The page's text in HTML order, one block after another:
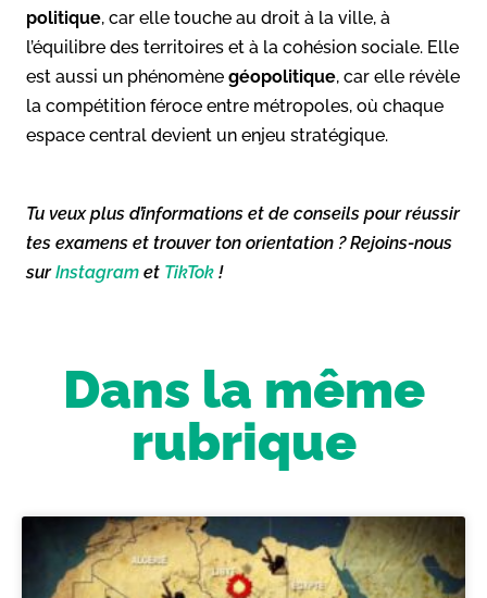
politique, car elle touche au droit à la ville, à
l’équilibre des territoires et à la cohésion sociale. Elle
est aussi un phénomène géopolitique, car elle révèle
la compétition féroce entre métropoles, où chaque
espace central devient un enjeu stratégique.
Tu veux plus d’informations et de conseils pour réussir
tes examens et trouver ton orientation ? Rejoins-nous
surInstagram et TikTok !
Dans la même
rubrique